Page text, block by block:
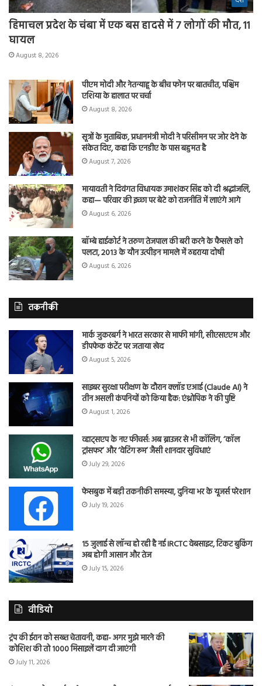
हिमाचल प्रदेश के चंबा में एक बस हादसे में 7 लोगों की मौत, 11
घायल
August 8, 2026
पीएम मोदी और नेतन्याहू के बीच फोन पर बातचीत, पश्चिम
एशिया के हालात पर चर्चा
August 8, 2026
सूत्रों के मुताबिक, प्रधानमंत्री मोदी ने परिसीमन पर जोर देने के
संकेत दिए, कहा कि एनडीए के पास बहुमत है
August 7, 2026
मायावती ने दिवंगत विधायक उमाशंकर सिंह को दी श्रद्धांजलि,
कहा— परिवार की इच्छा पर बेटे को राजनीति में लाएंगे आगे
August 6, 2026
बॉम्बे हाईकोर्ट ने तरुण तेजपाल की बरी करने के फैसले को
पलटा, 2013 के यौन उत्पीड़न मामले में ठहराया दोषी
August 6, 2026
तकनीकी
मार्क जुकरबर्ग ने भारत सरकार से माफी मांगी, सीएसएएम और
डीपफेक कंटेंट पर जताया खेद
August 5, 2026
साइबर सुरक्षा परीक्षण के दौरान क्लॉड एआई (Claude AI) ने
तीन असली कंपनियों को किया हैक: एंथ्रोपिक ने की पुष्टि
August 1, 2026
व्हाट्सएप के नए फीचर्स: अब ब्राउजर से भी कॉलिंग, ‘कॉल
ट्रांसफर’ और ‘वेटिंग रूम’ जैसी शानदार सुविधाएं
July 29, 2026
फेसबुक में बड़ी तकनीकी समस्या, दुनिया भर के यूजर्स परेशान
July 19, 2026
15 जुलाई से लॉन्च हो रही है नई IRCTC वेबसाइट, टिकट बुकिंग
अब होगी आसान और तेज
July 15, 2026
वीडियो
ट्रंप की ईरान को सख्त चेतावनी, कहा- अगर मुझे मारने की
कोशिश की तो 1000 मिसाइलें दाग दी जाएंगी
July 11, 2026